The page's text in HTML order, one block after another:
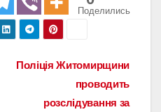
Поделились
Поліція Житомирщини
проводить
розслідування за